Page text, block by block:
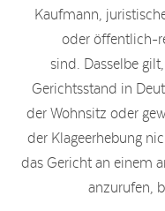
Kaufmann,
oder öffentlich-
sind. Dasselbe
Gerichtsstand in
der Wohnsitz oder
der Klageerhebung
das Gericht an einem
anzurufen,